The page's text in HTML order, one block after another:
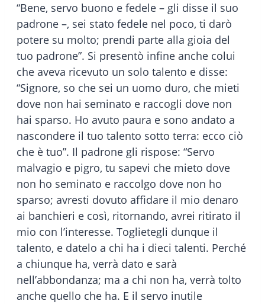
“Bene, servo buono e fedele – gli disse il suo
padrone –, sei stato fedele nel poco, ti darò
potere su molto; prendi parte alla gioia del
tuo padrone”. Si presentò infine anche colui
che aveva ricevuto un solo talento e disse:
“Signore, so che sei un uomo duro, che mieti
dove non hai seminato e raccogli dove non
hai sparso. Ho avuto paura e sono andato a
nascondere il tuo talento sotto terra: ecco ciò
che è tuo”. Il padrone gli rispose: “Servo
malvagio e pigro, tu sapevi che mieto dove
non ho seminato e raccolgo dove non ho
sparso; avresti dovuto affidare il mio denaro
ai banchieri e così, ritornando, avrei ritirato il
mio con l’interesse. Toglietegli dunque il
talento, e datelo a chi ha i dieci talenti. Perché
a chiunque ha, verrà dato e sarà
nell’abbondanza; ma a chi non ha, verrà tolto
anche quello che ha. E il servo inutile